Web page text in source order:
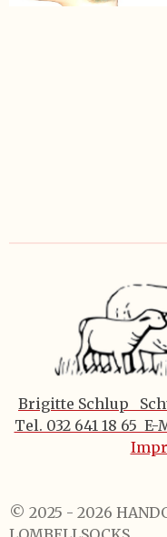
Brigitte Schlup
Tel. 032 641 18 65
© 2025 - 2026